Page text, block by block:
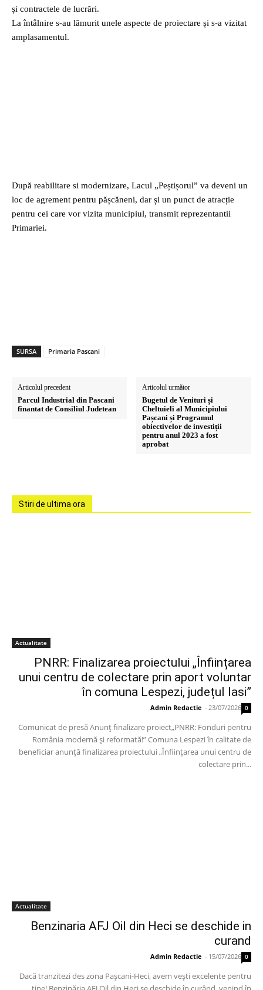
și contractele de lucrări.
La întâlnire s-au lămurit unele aspecte de proiectare și s-a vizitat
amplasamentul.
După reabilitare si modernizare, Lacul „Peștișorul” va deveni un
loc de agrement pentru pășcăneni, dar și un punct de atracție
pentru cei care vor vizita municipiul, transmit reprezentantii
Primariei.
SURSA Primaria Pascani
Articolul precedent
Parcul Industrial din Pascani
finantat de Consiliul Judetean
Articolul următor
Bugetul de Venituri și
Cheltuieli al Municipiului
Pașcani și Programul
obiectivelor de investiții
pentru anul 2023 a fost
aprobat
Stiri de ultima ora
Actualitate
PNRR: Finalizarea proiectului „Înființarea
unui centru de colectare prin aport voluntar
în comuna Lespezi, județul Iasi”
Admin Redactie - 23/07/2026 0
Comunicat de presă Anunț finalizare proiect„PNRR: Fonduri pentru
România modernă și reformată!” Comuna Lespezi în calitate de
beneficiar anunță finalizarea proiectului „Înființarea unui centru de
colectare prin...
Actualitate
Benzinaria AFJ Oil din Heci se deschide in
curand
Admin Redactie - 15/07/2026 0
Dacă tranzitezi des zona Pașcani-Heci, avem vești excelente pentru